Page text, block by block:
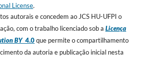
License.
autorais e concedem ao JCS HU-UFPI o
com o trabalho licenciado sob a Licença
BY4.0que permite o compartilhamento
da autoria e publicação inicial nesta